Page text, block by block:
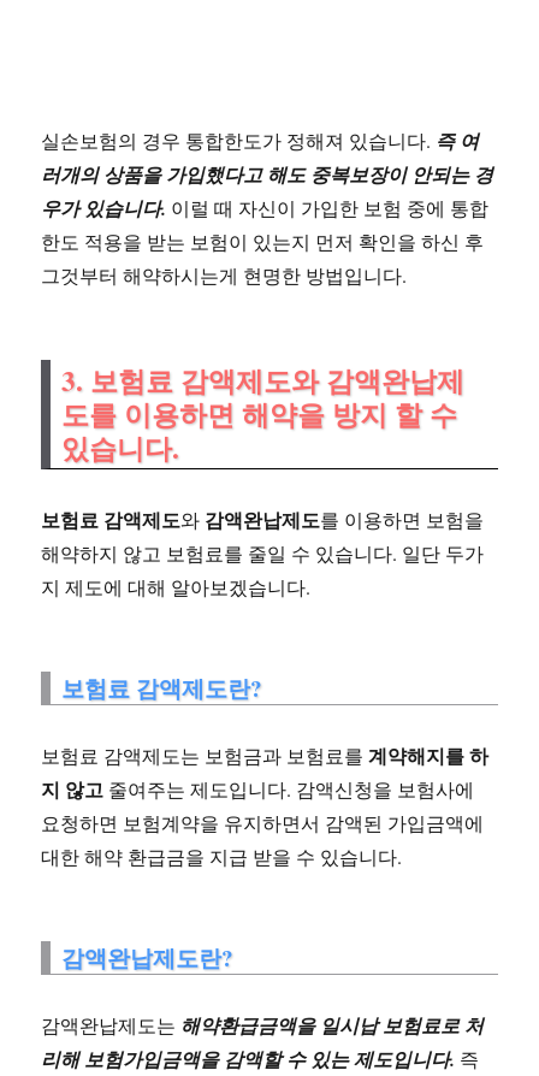
실손보험의 경우 통합한도가 정해져 있습니다. 즉 여
러개의 상품을 가입했다고 해도 중복보장이 안되는 경
우가 있습니다. 이럴 때 자신이 가입한 보험 중에 통합
한도 적용을 받는 보험이 있는지 먼저 확인을 하신 후
그것부터 해약하시는게 현명한 방법입니다.
3. 보험료 감액제도와 감액완납제
도를 이용하면 해약을 방지 할 수
있습니다.
보험료 감액제도와 감액완납제도를 이용하면 보험을
해약하지 않고 보험료를 줄일 수 있습니다. 일단 두가
지 제도에 대해 알아보겠습니다.
보험료 감액제도란?
보험료 감액제도는 보험금과 보험료를계약해지를 하
지 않고 줄여주는 제도입니다. 감액신청을 보험사에
요청하면 보험계약을 유지하면서 감액된 가입금액에
대한 해약 환급금을 지급 받을 수 있습니다.
감액완납제도란?
감액완납제도는 해약환급금액을 일시납 보험료로 처
리해 보험가입금액을 감액할 수 있는 제도입니다. 즉